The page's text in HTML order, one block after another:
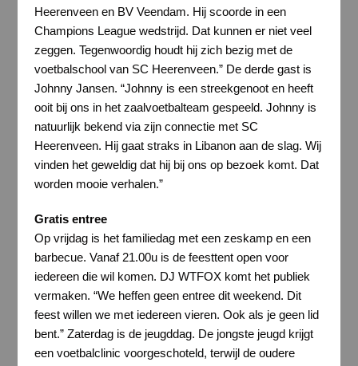
Heerenveen en BV Veendam. Hij scoorde in een
Champions League wedstrijd. Dat kunnen er niet veel
zeggen. Tegenwoordig houdt hij zich bezig met de
voetbalschool van SC Heerenveen.” De derde gast is
Johnny Jansen. “Johnny is een streekgenoot en heeft
ooit bij ons in het zaalvoetbalteam gespeeld. Johnny is
natuurlijk bekend via zijn connectie met SC
Heerenveen. Hij gaat straks in Libanon aan de slag. Wij
vinden het geweldig dat hij bij ons op bezoek komt. Dat
worden mooie verhalen.”
Gratis entree
Op vrijdag is het familiedag met een zeskamp en een
barbecue. Vanaf 21.00u is de feesttent open voor
iedereen die wil komen. DJ WTFOX komt het publiek
vermaken. “We heffen geen entree dit weekend. Dit
feest willen we met iedereen vieren. Ook als je geen lid
bent.” Zaterdag is de jeugddag. De jongste jeugd krijgt
een voetbalclinic voorgeschoteld, terwijl de oudere